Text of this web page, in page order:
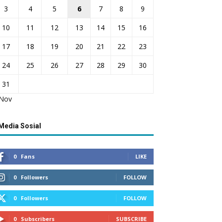
3 4 5 6 7 8
9
10
11 12 13 14 15
16
17
18 19 20 21 22
23
24
25 26 27 28 29
30
31
Sosial
0 Fans LIKE
0 Followers FOLLOW
0 Followers FOLLOW
0 Subscribers SUBSCRIBE